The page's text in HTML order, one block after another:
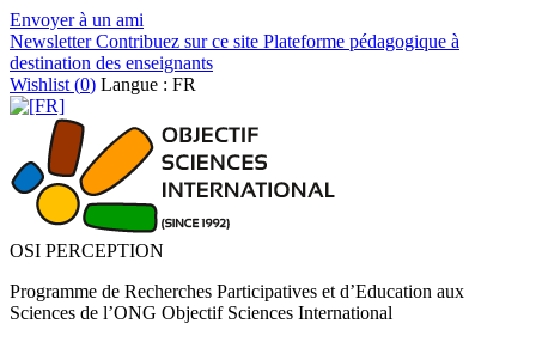
Envoyer à un ami
NewsletterContribuez sur ce site Plateforme pédagogique à
destination des enseignants
Wishlist (0) Langue : FR
OSI PERCEPTION
Programme de Recherches Participatives et d’Education aux
Sciences de l’ONG Objectif Sciences International